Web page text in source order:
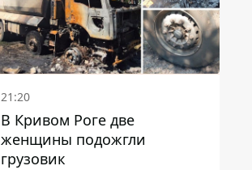
21:20
В Кривом Роге две
женщины подожгли
грузовик